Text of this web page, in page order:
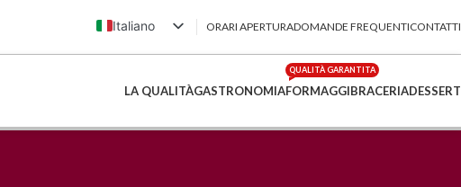
Italiano
English (UK)
Français
ORARI APERTURADOMANDE FREQUENTICONTATTI
LA QUALITÀGASTRONOMIAFORMAGGI
QUALITÀ GARANTITA
BRACERIADESSERT